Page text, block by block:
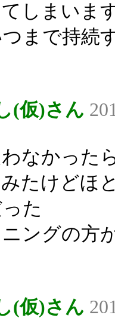
しまいま
まで持続
(仮)さん
なかった
たけどほ
た
ングの方
(仮)さん